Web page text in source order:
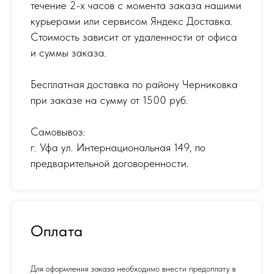
течение 2-х часов с момента заказа нашими
курьерами или сервисом Яндекс Доставка.
Стоимость зависит от удаленности от офиса
и суммы заказа.
Бесплатная доставка по району Черниковка
при заказе на сумму от 1500 руб.
Самовывоз:
г. Уфа ул. Интернациональная 149, по
предварительной договоренности.
Оплата
Для оформления заказа необходимо внести предоплату в